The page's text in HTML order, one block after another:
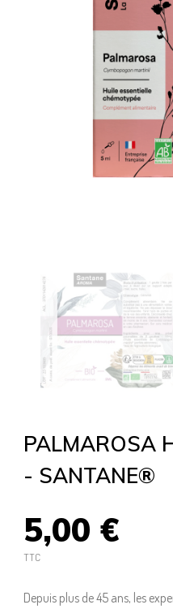
PALMAROSA
- SANTANE®
5,00 €
TTC
Depuis plus de 45 ans, les